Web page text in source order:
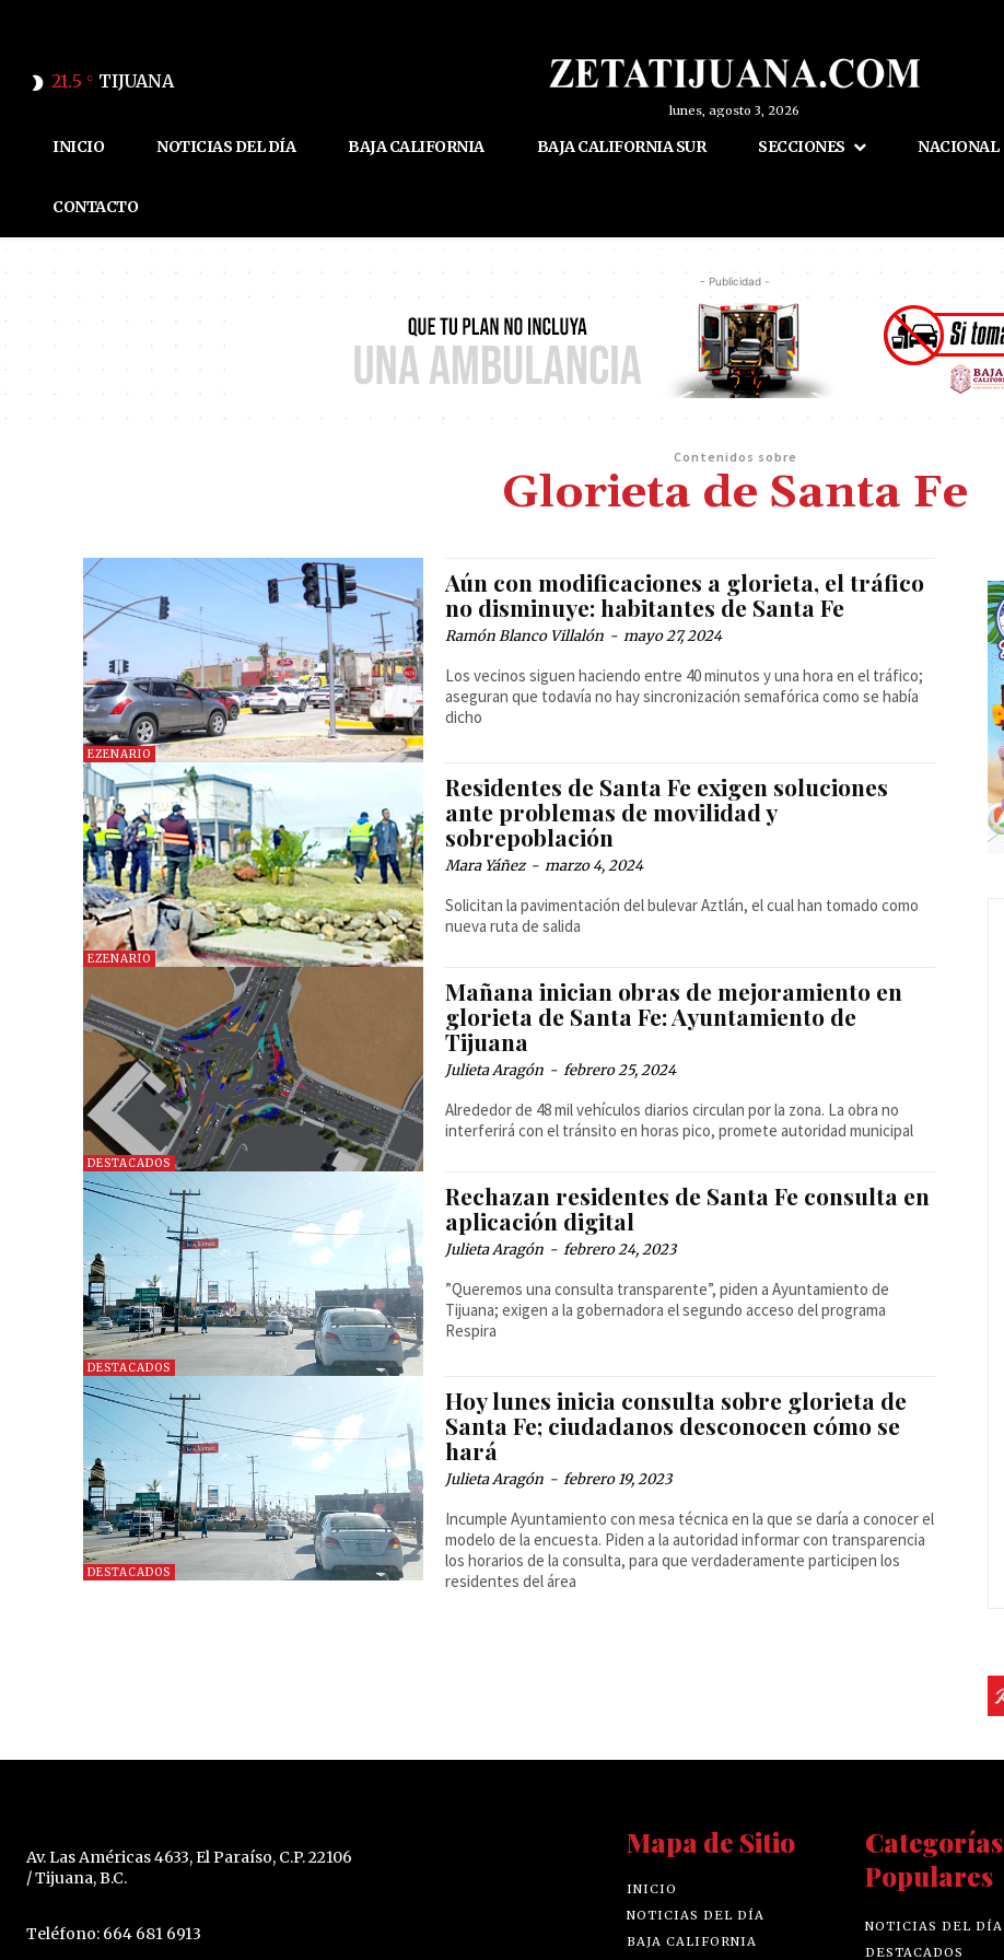
21.5 C TIJUANA
lunes, agosto 3, 2026
INICIO NOTICIAS DEL DÍA BAJA CALIFORNIA BAJA CALIFORNIA SUR SECCIONES NACIONAL
CONTACTO
- Publicidad -
Contenidos sobre
Glorieta de Santa Fe
EZENARIO
Aún con modificaciones a glorieta, el tráfico
no disminuye: habitantes de Santa Fe
Ramón Blanco Villalón - mayo 27, 2024
Los vecinos siguen haciendo entre 40 minutos y una hora en el tráfico;
aseguran que todavía no hay sincronización semafórica como se había
dicho
EZENARIO
Residentes de Santa Fe exigen soluciones
ante problemas de movilidad y
sobrepoblación
Mara Yáñez - marzo 4, 2024
Solicitan la pavimentación del bulevar Aztlán, el cual han tomado como
nueva ruta de salida
DESTACADOS
Mañana inician obras de mejoramiento en
glorieta de Santa Fe: Ayuntamiento de
Tijuana
Julieta Aragón - febrero 25, 2024
Alrededor de 48 mil vehículos diarios circulan por la zona. La obra no
interferirá con el tránsito en horas pico, promete autoridad municipal
DESTACADOS
Rechazan residentes de Santa Fe consulta en
aplicación digital
Julieta Aragón - febrero 24, 2023
”Queremos una consulta transparente”, piden a Ayuntamiento de
Tijuana; exigen a la gobernadora el segundo acceso del programa
Respira
DESTACADOS
Hoy lunes inicia consulta sobre glorieta de
Santa Fe; ciudadanos desconocen cómo se
hará
Julieta Aragón - febrero 19, 2023
Incumple Ayuntamiento con mesa técnica en la que se daría a conocer el
modelo de la encuesta. Piden a la autoridad informar con transparencia
los horarios de la consulta, para que verdaderamente participen los
residentes del área
Av. Las Américas 4633, El Paraíso, C.P. 22106
/ Tijuana, B.C.
Teléfono: 664 681 6913
Mapa de Sitio
INICIO
NOTICIAS DEL DÍA
BAJA CALIFORNIA
Categorías
Populares
NOTICIAS DEL DÍA
DESTACADOS